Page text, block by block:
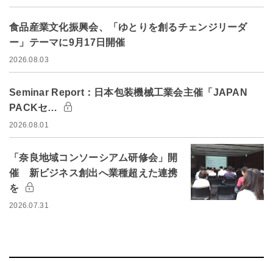
食品産業文化振興会、「ゆとりを創るチェンジリーダ
ー」テーマに9月17日開催
2026.08.03
Seminar Report：日本包装機械工業会主催「JAPAN
PACKセ…
2026.08.01
「奈良地域コンソーシアム研修会」開
催 新ビジネス創出へ業種超えた連携
を
2026.07.31